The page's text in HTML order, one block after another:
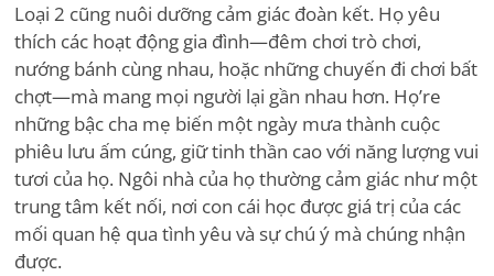
Loại 2 cũng nuôi dưỡng cảm giác đoàn kết. Họ yêu
thích các hoạt động gia đình—đêm chơi trò chơi,
nướng bánh cùng nhau, hoặc những chuyến đi chơi bất
chợt—mà mang mọi người lại gần nhau hơn. Họ’re
những bậc cha mẹ biến một ngày mưa thành cuộc
phiêu lưu ấm cúng, giữ tinh thần cao với năng lượng vui
tươi của họ. Ngôi nhà của họ thường cảm giác như một
trung tâm kết nối, nơi con cái học được giá trị của các
mối quan hệ qua tình yêu và sự chú ý mà chúng nhận
được.